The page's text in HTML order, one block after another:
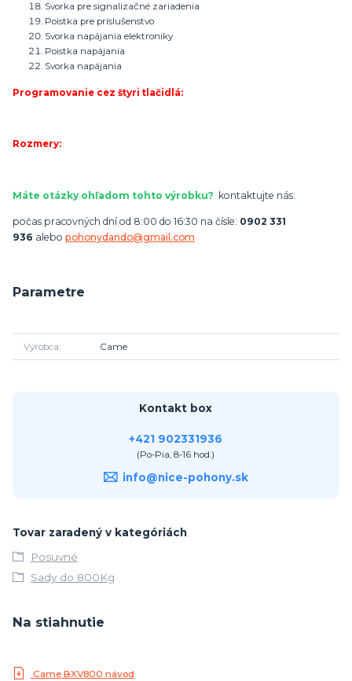
Svorka pre signalizačné zariadenia
Poistka pre príslušenstvo
Svorka napájania elektroniky
Poistka napájania
Svorka napájania
Programovanie cez štyri tlačidlá:
Rozmery:
Máte otázky ohľadom tohto výrobku? kontaktujte nás:
počas pracovných dní od 8:00 do 16:30 na čísle: 0902 331
936 alebo pohonydando@gmail.com
Parametre
Výrobca Came
Kontakt box
+421 902331936
(Po-Pia, 8-16 hod.)
info@nice-pohony.sk
Tovar zaradený v kategóriách
Posuvné
Sady do 800Kg
Na stiahnutie
Came BXV800 návod